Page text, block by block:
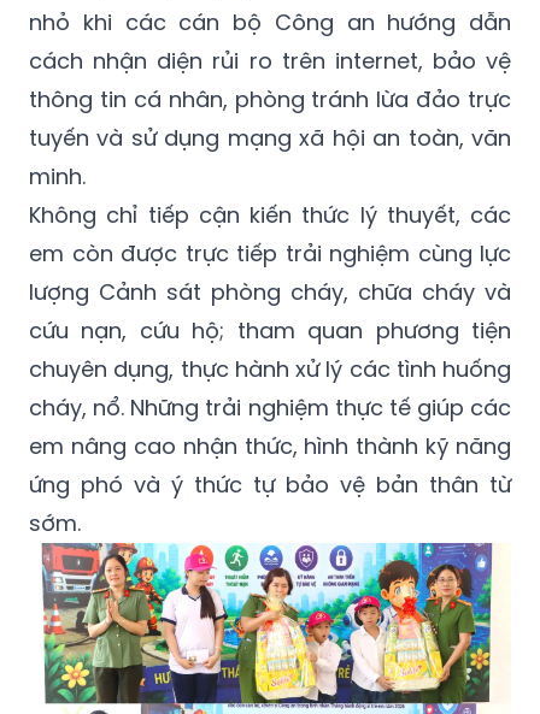
nhỏ khi các cán bộ Công an hướng dẫn
cách nhận diện rủi ro trên internet, bảo vệ
thông tin cá nhân, phòng tránh lừa đảo trực
tuyến và sử dụng mạng xã hội an toàn, văn
minh.
Không chỉ tiếp cận kiến thức lý thuyết, các
em còn được trực tiếp trải nghiệm cùng lực
lượng Cảnh sát phòng cháy, chữa cháy và
cứu nạn, cứu hộ; tham quan phương tiện
chuyên dụng, thực hành xử lý các tình huống
cháy, nổ. Những trải nghiệm thực tế giúp các
em nâng cao nhận thức, hình thành kỹ năng
ứng phó và ý thức tự bảo vệ bản thân từ
sớm.